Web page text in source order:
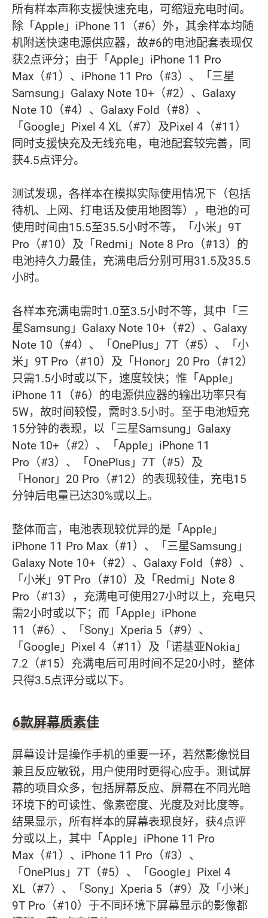
所有样本声称支援快速充电，可缩短充电时间。
除「Apple」iPhone 11（#6）外，其余样本均随
机附送快速电源供应器，故#6的电池配套表现仅
获2点评分；由于「Apple」iPhone 11 Pro
Max（#1）、iPhone 11 Pro（#3）、「三星
Samsung」Galaxy Note 10+（#2）、Galaxy
Note 10（#4）、Galaxy Fold（#8）、
「Google」Pixel 4 XL（#7）及Pixel 4（#11）
同时支援快充及无线充电，电池配套较完善，同
获4.5点评分。
测试发现，各样本在模拟实际使用情况下（包括
待机、上网、打电话及使用地图等），电池的可
使用时间由15.5至35.5小时不等，「小米」9T
Pro（#10）及「Redmi」Note 8 Pro（#13）的
电池持久力最佳，充满电后分别可用31.5及35.5
小时。
各样本充满电需时1.0至3.5小时不等，其中「三
星Samsung」Galaxy Note 10+（#2）、Galaxy
Note 10（#4）、「OnePlus」7T（#5）、「小
米」9T Pro（#10）及「Honor」20 Pro（#12）
只需1.5小时或以下，速度较快；惟「Apple」
iPhone 11（#6）的电源供应器的输出功率只有
5W，故时间较慢，需时3.5小时。至于电池短充
15分钟的表现，以「三星Samsung」Galaxy
Note 10+（#2）、「Apple」iPhone 11
Pro（#3）、「OnePlus」7T（#5）及
「Honor」20 Pro（#12）的表现较佳，充电15
分钟后电量已达30%或以上。
整体而言，电池表现较优异的是「Apple」
iPhone 11 Pro Max（#1）、「三星Samsung」
Galaxy Note 10+（#2）、Galaxy Fold（#8）、
「小米」9T Pro（#10）及「Redmi」Note 8
Pro（#13），充满电可使用27小时以上，充电只
需2小时或以下；而「Apple」iPhone
11（#6）、「Sony」Xperia 5（#9）、
「Google」Pixel 4（#11）及「诺基亚Nokia」
7.2（#15）充满电后可用时间不足20小时，整体
只得3.5点评分或以下。
6款屏幕质素佳
屏幕设计是操作手机的重要一环，若然影像悦目
兼且反应敏锐，用户使用时更得心应手。测试屏
幕的项目众多，包括屏幕反应、屏幕在不同光暗
环境下的可读性、像素密度、光度及对比度等。
结果显示，所有样本的屏幕表现良好，获4点评
分或以上，其中「Apple」iPhone 11 Pro
Max（#1）、iPhone 11 Pro（#3）、
「OnePlus」7T（#5）、「Google」Pixel 4
XL（#7）、「Sony」Xperia 5（#9）及「小米」
9T Pro（#10）于不同环境下屏幕显示的影像都